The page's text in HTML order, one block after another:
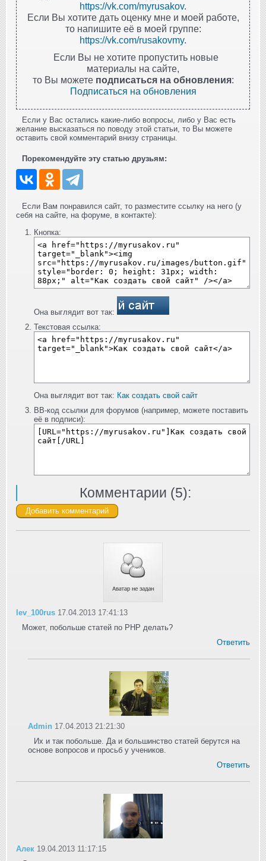
https://vk.com/myrusakov.
Если Вы хотите дать оценку мне и моей работе,
то напишите её в моей группе:
https://vk.com/rusakovmy.
Если Вы не хотите пропустить новые
материалы на сайте,
то Вы можете подписаться на обновления:
Подписаться на обновления
Если у Вас остались какие-либо вопросы, либо у Вас есть
желание высказаться по поводу этой статьи, то Вы можете
оставить свой комментарий внизу страницы.
Порекомендуйте эту статью друзьям:
Если Вам понравился сайт, то разместите ссылку на него (у
себя на сайте, на форуме, в контакте):
Кнопка:
Она выглядит вот так:
Текстовая ссылка:
Она выглядит вот так: Как создать свой сайт
BB-код ссылки для форумов (например, можете поставить
её в подписи):
Комментарии (5):
lev_100rus 17.04.2013 17:41:13
Может, побольше статей по PHP делать?
Ответить
Admin 17.04.2013 21:21:30
Их и так побольше. Да и большинство статей берутся на
основе вопросов и просьб у учеников.
Ответить
Алек 19.04.2013 11:17:15